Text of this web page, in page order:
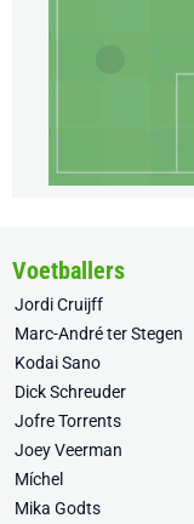
Voetballers
Jordi Cruijff
Marc-André ter Stegen
Kodai Sano
Dick Schreuder
Jofre Torrents
Joey Veerman
Míchel
Mika Godts